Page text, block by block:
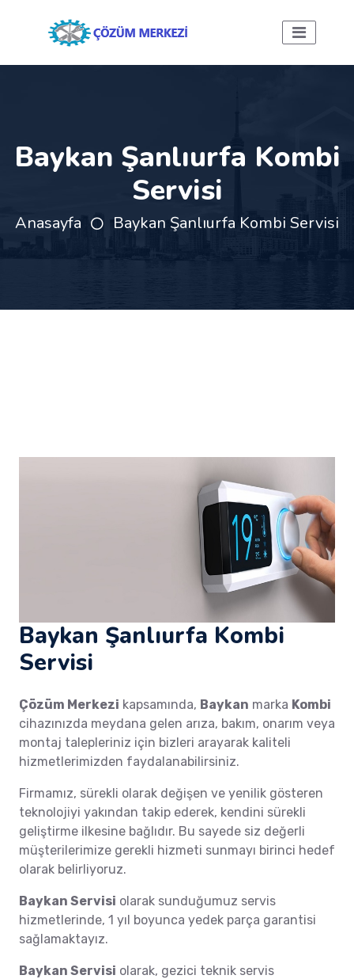
Baykan Şanlıurfa Kombi
Servisi
Anasayfa Baykan Şanlıurfa Kombi Servisi
Baykan Şanlıurfa Kombi
Servisi
Çözüm Merkezi kapsamında, Baykan marka Kombi
cihazınızda meydana gelen arıza, bakım, onarım veya
montaj talepleriniz için bizleri arayarak kaliteli
hizmetlerimizden faydalanabilirsiniz.
Firmamız, sürekli olarak değişen ve yenilik gösteren
teknolojiyi yakından takip ederek, kendini sürekli
geliştirme ilkesine bağlıdır. Bu sayede siz değerli
müşterilerimize gerekli hizmeti sunmayı birinci hedef
olarak belirliyoruz.
Baykan Servisi olarak sunduğumuz servis
hizmetlerinde, 1 yıl boyunca yedek parça garantisi
sağlamaktayız.
Baykan Servisi olarak, gezici teknik servis